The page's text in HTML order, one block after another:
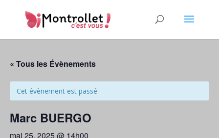
« Tous les Évènements
Cet évènement est passé
Marc BUERGO
mai 25, 2025 @ 14h00